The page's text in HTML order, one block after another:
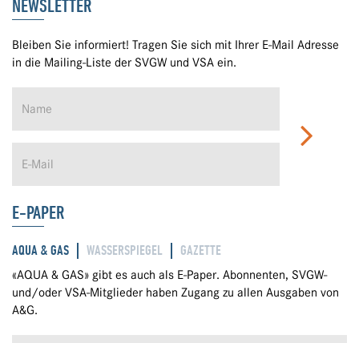
NEWSLETTER
Bleiben Sie informiert! Tragen Sie sich mit Ihrer E-Mail Adresse
in die Mailing-Liste der SVGW und VSA ein.
E-PAPER
AQUA & GAS WASSERSPIEGEL GAZETTE
«AQUA & GAS» gibt es auch als E-Paper. Abonnenten, SVGW-
und/oder VSA-Mitglieder haben Zugang zu allen Ausgaben von
A&G.